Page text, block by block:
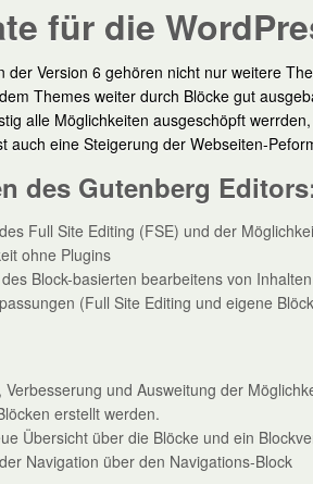
für die
der Version 6 gehören nicht nur weitere
Themes weiter durch Blöcke gut
alle Möglichkeiten ausgeschöpft
auch eine Steigerung der Webseiten-
des Gutenberg
Full Site Editing (FSE) und der
ohne Plugins
Block-basierten bearbeitens von Inhalten
(Full Site Editing und eigene
Verbesserung und Ausweitung der
erstellt werden.
Übersicht über die Blöcke und ein
Navigation über den Navigations-Block